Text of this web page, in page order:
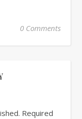
0 Comments
Required